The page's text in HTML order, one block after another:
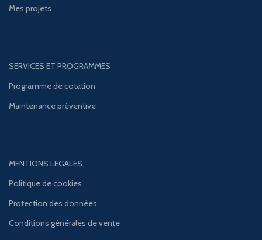
Mes projets
SERVICES ET PROGRAMMES
Programme de cotation
Maintenance préventive
MENTIONS LEGALES
Politique de cookies
Protection des données
Conditions générales de vente